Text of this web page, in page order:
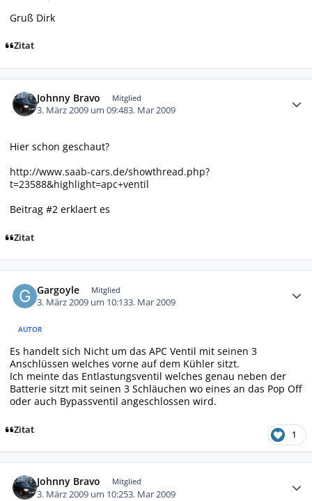
Gruß Dirk
Zitat
Johnny Bravo Mitglied
3. März 2009 um 09:483. Mar 2009
Hier schon geschaut?
http://www.saab-cars.de/showthread.php?
t=23588&highlight=apc+ventil
Beitrag #2 erklaert es
Zitat
Gargoyle Mitglied
3. März 2009 um 10:133. Mar 2009
AUTOR
Es handelt sich Nicht um das APC Ventil mit seinen 3
Anschlüssen welches vorne auf dem Kühler sitzt.
Ich meinte das Entlastungsventil welches genau neben der
Batterie sitzt mit seinen 3 Schläuchen wo eines an das Pop Off
oder auch Bypassventil angeschlossen wird.
Zitat 1
Johnny Bravo Mitglied
3. März 2009 um 10:253. Mar 2009